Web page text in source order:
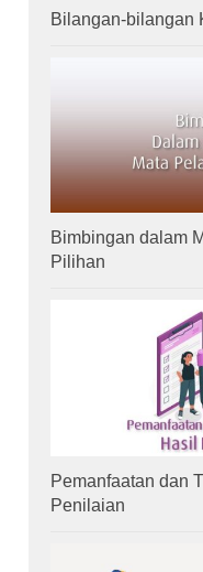
Bilangan-bilangan
Bimbingan dalam
Pilihan
Pemanfaatan dan
Penilaian